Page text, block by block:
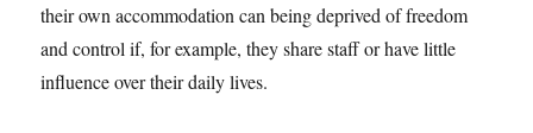
their own accommodation can being deprived of freedom
and control if, for example, they share staff or have little
influence over their daily lives.